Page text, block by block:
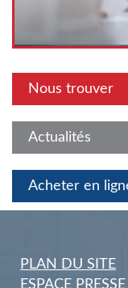
Nous trouver
Actualités
Acheter en
PLAN DU SITE
ESPACE PRESSE